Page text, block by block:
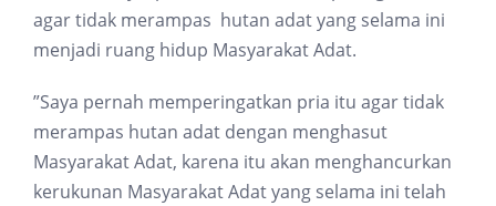
agar tidak merampas hutan adat yang selama ini
menjadi ruang hidup Masyarakat Adat.
”Saya pernah memperingatkan pria itu agar tidak
merampas hutan adat dengan menghasut
Masyarakat Adat, karena itu akan menghancurkan
kerukunan Masyarakat Adat yang selama ini telah